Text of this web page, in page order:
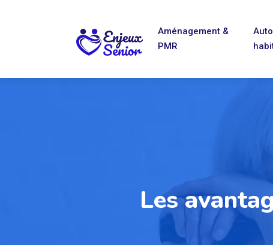
Aménagement &
PMR
Les